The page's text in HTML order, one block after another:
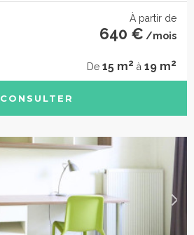
À partir de
640 € /mois
De 15 m2 à 19 m2
CONSULTER